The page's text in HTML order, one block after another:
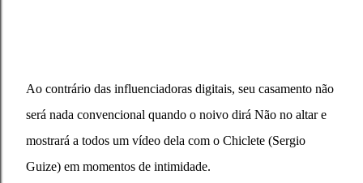
Ao contrário das influenciadoras digitais, seu casamento não
será nada convencional quando o noivo dirá Não no altar e
mostrará a todos um vídeo dela com o Chiclete (Sergio
Guize) em momentos de intimidade.